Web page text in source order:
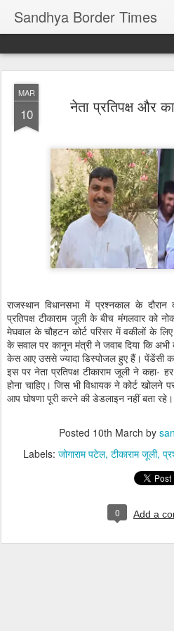
Sandhya Border Times
MAR
10 नेता प्रतिपक्ष और
राजस्थान विधानसभा में प्रश्नकाल के
प्रतिपक्ष टीकाराम जूली के बीच मंगलवार को
मेघवाल के चौहटन कोर्ट परिसर में वकीलों के
के सवाल पर कानून मंत्री ने जवाब दिया कि अभी
केस आए उससे ज्यादा डिस्पोजल हुए हैं। पेंडेंसी
इस पर नेता प्रतिपक्ष टीकाराम जूली ने कहा-
होना चाहिए। जिस भी विधायक ने कोर्ट
आप घोषणा पूरी करने की डेडलाइन नहीं बता रहे।
Posted 10th March by
Labels: जोगाराम पटेल टीकाराम जूली
0 Add a